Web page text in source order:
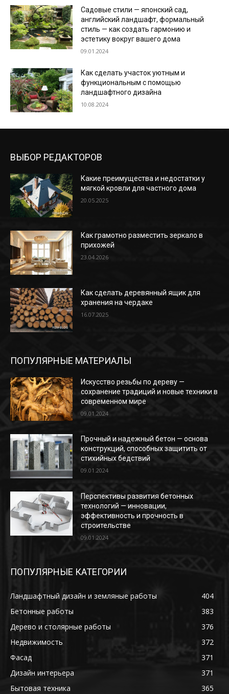
Садовые стили — японский сад,
английский ландшафт, формальный
стиль — как создать гармонию и
эстетику вокруг вашего дома
09.01.2024
Как сделать участок уютным и
функциональным с помощью
ландшафтного дизайна
10.08.2024
ВЫБОР РЕДАКТОРОВ
Какие преимущества и недостатки у
мягкой кровли для частного дома
20.05.2025
Как грамотно разместить зеркало в
прихожей
23.04.2026
Как сделать деревянный ящик для
хранения на чердаке
16.07.2025
ПОПУЛЯРНЫЕ МАТЕРИАЛЫ
Искусство резьбы по дереву —
сохранение традиций и новые техники в
современном мире
09.01.2024
Прочный и надежный бетон — основа
конструкций, способных защитить от
стихийных бедствий
09.01.2024
Перспективы развития бетонных
технологий — инновации,
эффективность и прочность в
строительстве
09.01.2024
ПОПУЛЯРНЫЕ КАТЕГОРИИ
Ландшафтный дизайн и земляные работы
404
Бетонные работы
383
Дерево и столярные работы
376
Недвижимость
372
Фасад
371
Дизайн интерьера
371
Бытовая техника
365